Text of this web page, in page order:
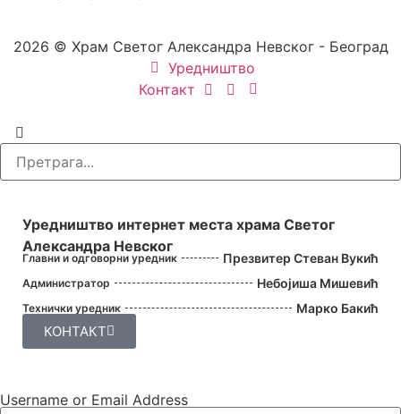
2026 © Храм Светог Александра Невског - Београд
Уредништво
Контакт
Уредништво интернет места храма Светог
Александра Невског
Главни и одговорни уредник Презвитер Стеван Вукић
Администратор Небојиша Мишевић
Технички уредник Марко Бакић
КОНТАКТ
Username or Email Address